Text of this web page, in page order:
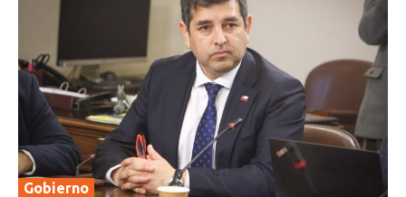
Gobierno